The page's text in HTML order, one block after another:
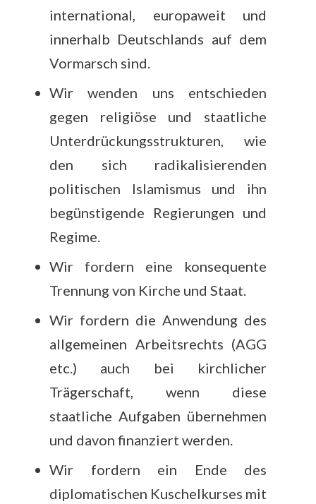
international, europaweit und
innerhalb Deutschlands auf dem
Vormarsch sind.
Wir wenden uns entschieden
gegen religiöse und staatliche
Unterdrückungsstrukturen, wie
den sich radikalisierenden
politischen Islamismus und ihn
begünstigende Regierungen und
Regime.
Wir fordern eine konsequente
Trennung von Kirche und Staat.
Wir fordern die Anwendung des
allgemeinen Arbeitsrechts (AGG
etc.) auch bei kirchlicher
Trägerschaft, wenn diese
staatliche Aufgaben übernehmen
und davon finanziert werden.
Wir fordern ein Ende des
diplomatischen Kuschelkurses mit